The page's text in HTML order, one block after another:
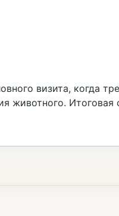
визита, когда
животного. Итоговая